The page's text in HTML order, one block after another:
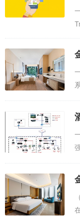
列表里选择要授权的用
即该用户有权操作该模
选。确定用户权限后，
用户，点击 “复制到 “
输入要给予权限的用户
部复制给被复制员工号。
酒店营业规则在酒店管
管理层制定和公认或由
指定和使用的条例和章
换规则、退房时间、夜
响着酒店的日常运营和
min 登录系统配置子系
口，在全局变量配置列
称的说明，更改代码值